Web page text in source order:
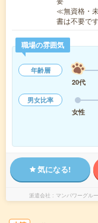
≪無資格・
書は不要で
職場の雰囲気
年齢層
20代
男女比率
女性
気になる!
派遣会社 マンパワーグル